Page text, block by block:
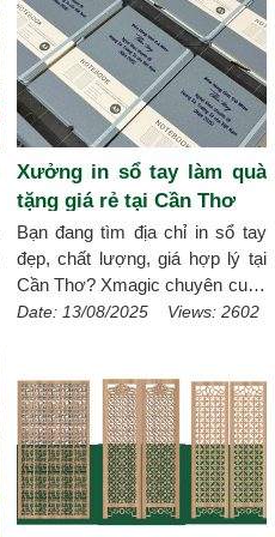
Xưởng in sổ tay làm quà
tặng giá rẻ tại Cần Thơ
Bạn đang tìm địa chỉ in sổ tay
đẹp, chất lượng, giá hợp lý tại
Cần Thơ? Xmagic chuyên cung
cấp dịch vụ in sổ tay giá rẻ theo
sang trọng, sổ tay bìa cứng, sổ
lò xo tiện dụng đến sổ
handmade độc đáo. Với công
nghệ in hiện đại, thiết kế miễn
phí và giao hàng nhanh, chúng
tôi cam kết mang đến sản
Date: 13/08/2025 Views: 2602